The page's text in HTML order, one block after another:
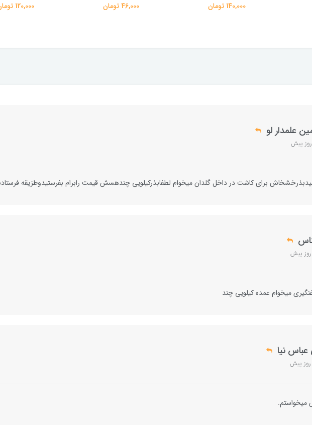
140,000 تومان 46,000 تومان 120,000 تومان
علمدار لو
برای کاشت در داخل گلدان میخوام لطفابذرکیلویی چندهسش قیمت رابرام بفرستیدوطزیقه
میخوام عمده کیلویی چند
عباس نیا